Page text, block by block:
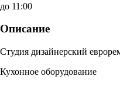
до 11:00
Описание
Студия дизайнерский
Кухонное оборудование